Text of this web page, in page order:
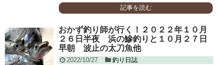
記事を読む
おかず釣り師が行く！２０２２年１０月
２６日半夜 浜の鰺釣りと１０月２７日
早朝 波止の太刀魚他
2022/10/27
釣り日誌